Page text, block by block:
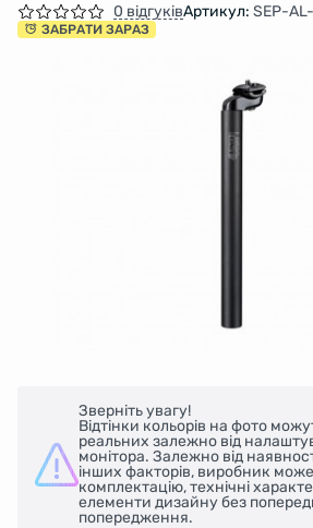
0 відгуківАртикул: SEP-
ЗАБРАТИ ЗАРАЗ
Зверніть увагу!
Відтінки кольорів на фото
реальних залежно від
монітора. Залежно від
інших факторів, виробник
комплектацію, технічні
елементи дизайну без
попередження.